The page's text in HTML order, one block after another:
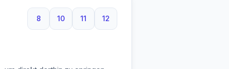
8
8 Buchstaben
10
10 Buchstaben
11
11 Buchstaben
12
12 Buchstaben